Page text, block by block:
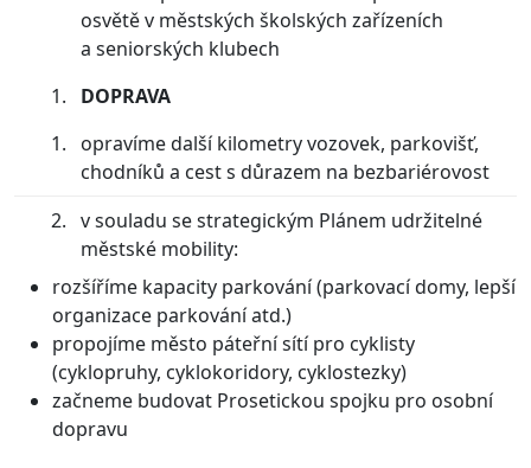
osvětě v městských školských zařízeních
a seniorských klubech
DOPRAVA
opravíme další kilometry vozovek, parkovišť,
chodníků a cest s důrazem na bezbariérovost
v souladu se strategickým Plánem udržitelné
městské mobility:
rozšíříme kapacity parkování (parkovací domy, lepší
organizace parkování atd.)
propojíme město páteřní sítí pro cyklisty
(cyklopruhy, cyklokoridory, cyklostezky)
začneme budovat Prosetickou spojku pro osobní
dopravu